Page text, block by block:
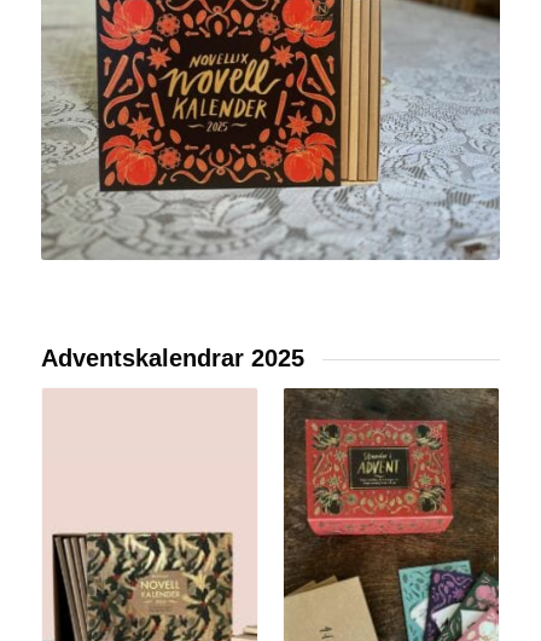
Adventskalendrar 2025